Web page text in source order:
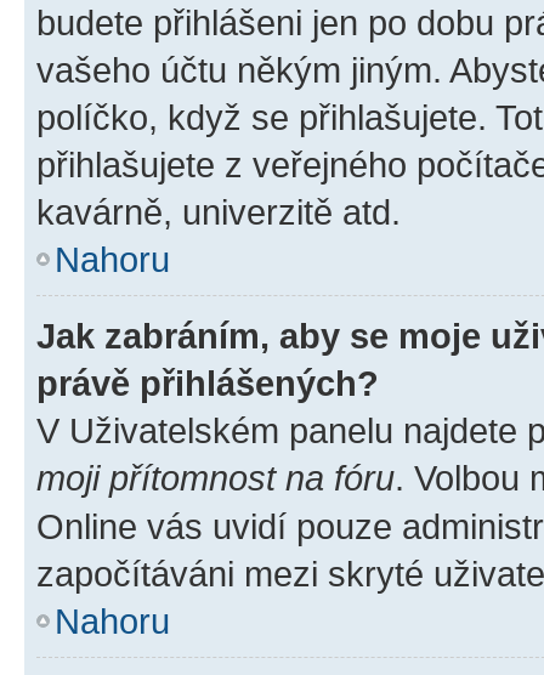
budete přihlášeni jen po dobu
vašeho účtu někým jiným.
políčko, když se přihlašujete.
přihlašujete z veřejného
kavárně, univerzitě atd.
Nahoru
Jak zabráním, aby se moje
právě přihlášených?
V Uživatelském panelu najdete
moji přítomnost na fóru. Volbou
Online vás uvidí pouze
započítáváni mezi skryté
Nahoru